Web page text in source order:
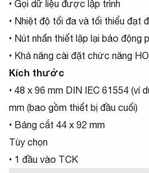
• Gọi dữ liệu được lập trình
• Nhiệt độ tối đa và tối thiểu đạt
• Nút nhấn thiết lập lại báo động
• Khả năng cài đặt chức năng
Kích thước
• 48 x 96 mm DIN IEC 61554 (ví
mm (bao gồm thiết bị đầu cuối)
• Bảng cắt 44 x 92 mm
Tùy chọn
• 1 đầu vào TCK